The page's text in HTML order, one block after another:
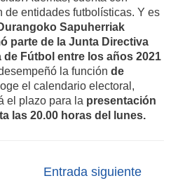
de entidades futbolísticas. Y es
Sapuherriak
parte de la Junta Directiva
de Fútbol entre los años 2021
la función de
el calendario electoral,
el plazo para la presentación
las 20.00 horas del lunes.
Entrada siguiente